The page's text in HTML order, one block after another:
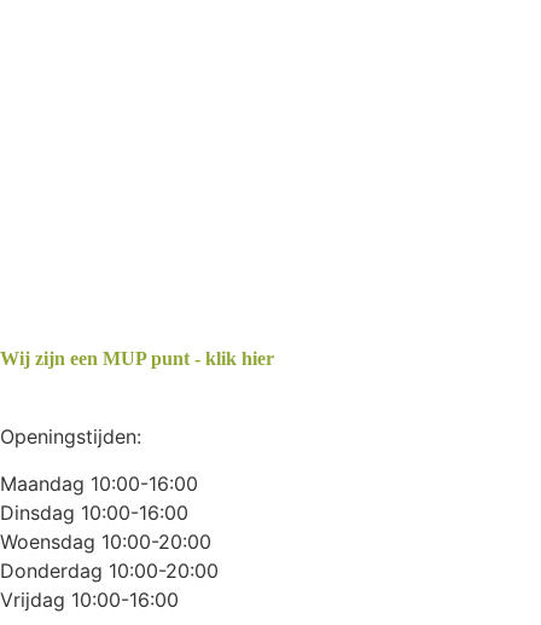
Wij zijn een MUP punt - klik hier
Openingstijden:
Maandag 10:00-16:00
Dinsdag 10:00-16:00
Woensdag 10:00-20:00
Donderdag 10:00-20:00
Vrijdag 10:00-16:00